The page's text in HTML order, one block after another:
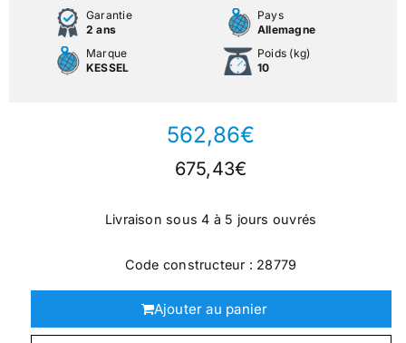
Garantie
2 ans
Pays
Allemagne
Marque
KESSEL
Poids (kg)
10
562,86€
675,43€
Livraison sous 4 à 5 jours ouvrés
Code constructeur : 28779
Ajouter au panier